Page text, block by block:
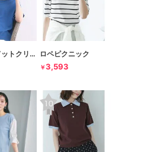
オペークドットクリップ ロペピクニック
￥3,593